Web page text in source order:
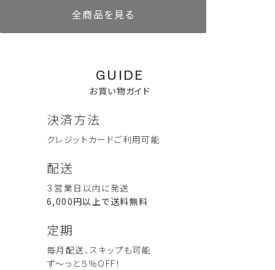
お手持ちのボトルに中身を移し替えてご使用ください。
ゆっくりと深呼吸しながら天然精油の香りを感じ、毛先から髪全
体になじませてください。
・ショートヘア：0.5PUSH
・ミディアムヘア：1PUSH
・ロングヘア：1.5〜2PUSH
全商品を見る
詰替えあり
税込
ハンド＆ボディケア一覧を見る
AKIU 60ml
定期便あり 詰替えあり
税込 2,750
リートセット）
税込 6,000
GUIDE
お買い物ガイド
決済方法
クレジットカードご利用可能
配送
３営業日以内に発送
6,000円以上で送料無料
定期
毎月配送、スキップも可能
ず～っと５％OFF！